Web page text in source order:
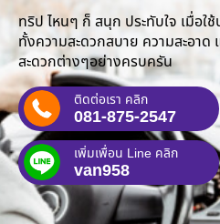
ทริป ไหนๆ ก็ สนุก ประทับใจ เมื่อใช้
ทั้งความสะดวกสบาย ความสะอา
สะดวกต่างๆอย่างครบครัน
ติดต่อเรา คลิก
081-875-2547
เพิ่มเพื่อน Line คลิก
van958